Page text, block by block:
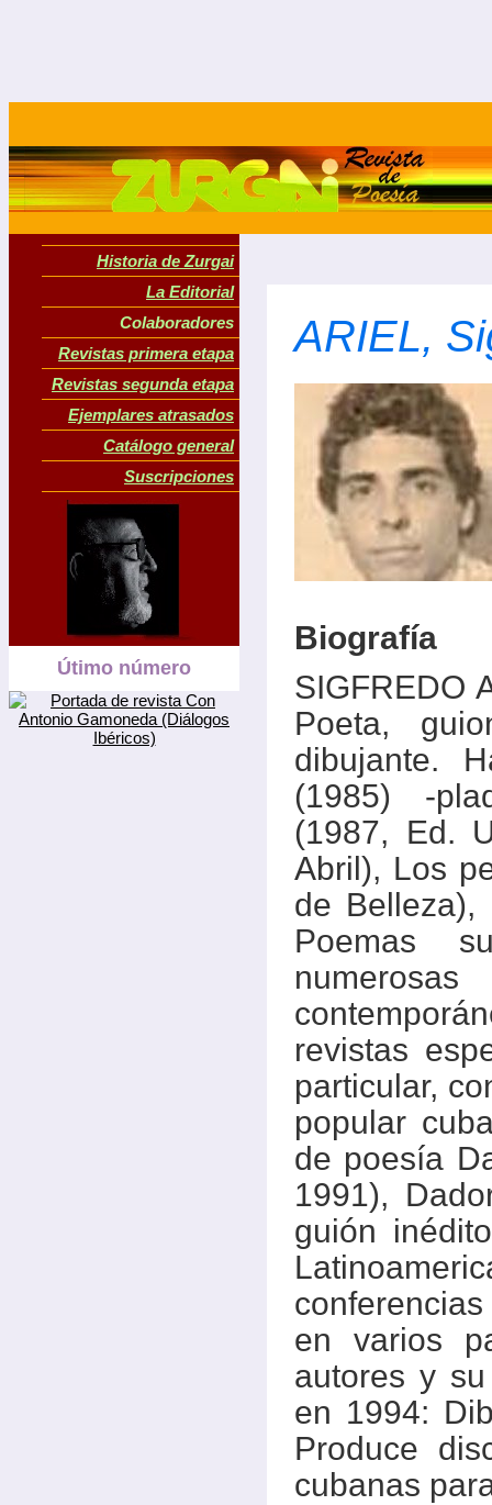
Historia de Zurgai
La Editorial
Colaboradores
Revistas primera etapa
Revistas segunda etapa
Ejemplares atrasados
Catálogo general
Suscripciones
Útimo número
ARIEL,
Biografía
SIGFREDO
Poeta,
dibujante.
(1985) -
(1987, Ed.
Abril), Los
de Belleza),
Poemas
revistas
particular,
popular
de poesía
1991),
guión
en varios
autores y
en 1994:
Produce
cubanas